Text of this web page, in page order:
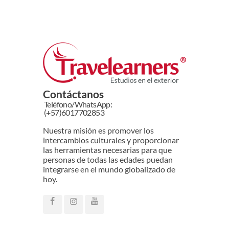
Contáctanos
Teléfono/WhatsApp:
(+57)6017702853
Nuestra misión es promover los
intercambios culturales y proporcionar
las herramientas necesarias para que
personas de todas las edades puedan
integrarse en el mundo globalizado de
hoy.